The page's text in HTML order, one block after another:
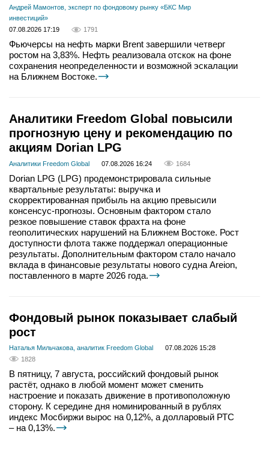
Андрей Мамонтов, эксперт по фондовому рынку «БКС Мир
инвестиций»
07.08.2026 17:19
1791
Фьючерсы на нефть марки Brent завершили четверг
ростом на 3,83%. Нефть реализовала отскок на фоне
сохранения неопределенности и возможной эскалации
на Ближнем Востоке.
Аналитики Freedom Global повысили
прогнозную цену и рекомендацию по
акциям Dorian LPG
Аналитики Freedom Global 07.08.2026 16:24 1684
Dorian LPG (LPG) продемонстрировала сильные
квартальные результаты: выручка и
скорректированная прибыль на акцию превысили
консенсус-прогнозы. Основным фактором стало
резкое повышение ставок фрахта на фоне
геополитических нарушений на Ближнем Востоке. Рост
доступности флота также поддержал операционные
результаты. Дополнительным фактором стало начало
вклада в финансовые результаты нового судна Areion,
поставленного в марте 2026 года.
Фондовый рынок показывает слабый
рост
Наталья Мильчакова, аналитик Freedom Global
07.08.2026 15:28
1828
В пятницу, 7 августа, российский фондовый рынок
растёт, однако в любой момент может сменить
настроение и показать движение в противоположную
сторону. К середине дня номинированный в рублях
индекс Мосбиржи вырос на 0,12%, а долларовый РТС
– на 0,13%.